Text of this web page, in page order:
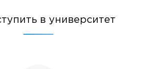
в университет